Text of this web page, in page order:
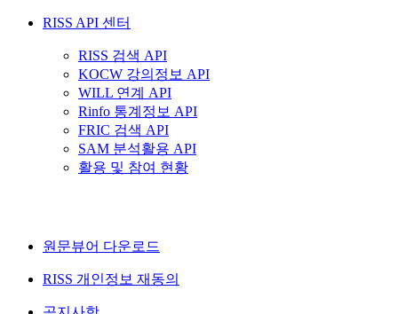
RISS API 센터
RISS 검색 API
KOCW 강의정보 API
WILL 연계 API
Rinfo 통계정보 API
FRIC 검색 API
SAM 분석활용 API
활용 및 참여 현황
원문뷰어 다운로드
RISS 개인정보 재동의